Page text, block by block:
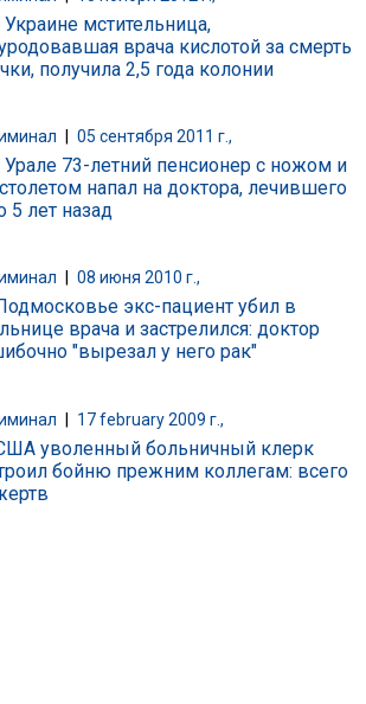
Украине мстительница,
врача кислотой за смерть
получила 2,5 года колонии
05 сентября 2011 г.,
Урале 73-летний пенсионер с ножом и
напал на доктора, лечившего
5 лет назад
08 июня 2010 г.,
экс-пациент убил в
врача и застрелился: доктор
"вырезал у него рак"
17 february 2009 г.,
уволенный больничный клерк
бойню прежним коллегам: всего